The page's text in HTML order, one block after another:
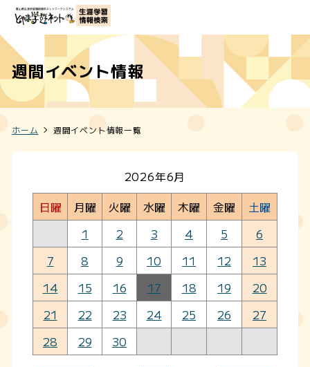
週間イベント情報
ホーム 週間イベント情報一覧
2026年6月
日曜
月曜 火曜 水曜 木曜 金曜
土曜
1
2 3 4 5
6
7
8 9 10 11 12
13
14
15 16 17 18 19
20
21
22 23 24 25 26
27
28
29 30